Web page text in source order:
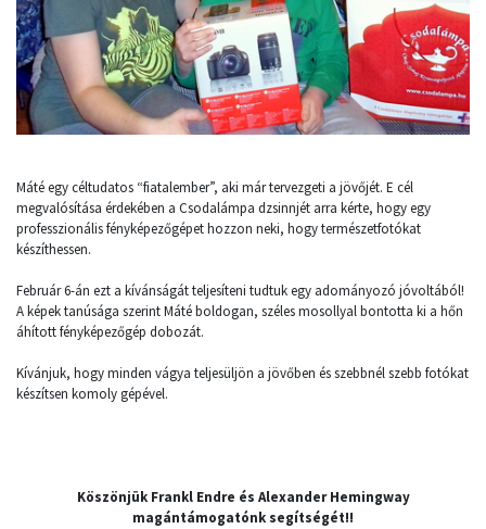
Máté egy céltudatos “fiatalember”, aki már tervezgeti a jövőjét. E cél
megvalósítása érdekében a Csodalámpa dzsinnjét arra kérte, hogy egy
professzionális fényképezőgépet hozzon neki, hogy természetfotókat
készíthessen.
Február 6-án ezt a kívánságát teljesíteni tudtuk egy adományozó jóvoltából!
A képek tanúsága szerint Máté boldogan, széles mosollyal bontotta ki a hőn
áhított fényképezőgép dobozát.
Kívánjuk, hogy minden vágya teljesüljön a jövőben és szebbnél szebb fotókat
készítsen komoly gépével.
Köszönjük Frankl Endre és Alexander Hemingway
magántámogatónk segítségét!!